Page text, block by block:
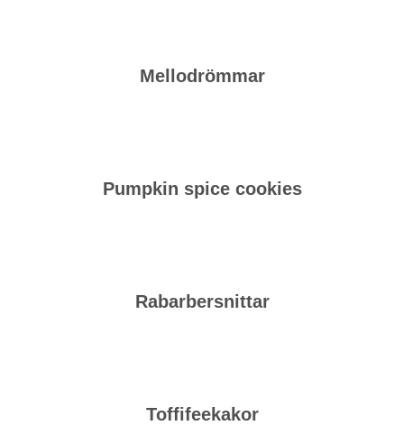
Mellodrömmar
Pumpkin spice cookies
Rabarbersnittar
Toffifeekakor